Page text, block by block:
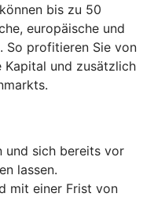
bis zu 50
europäische und
So profitieren Sie von
Kapital und zusätzlich
und sich bereits vor
lassen.
mit einer Frist von